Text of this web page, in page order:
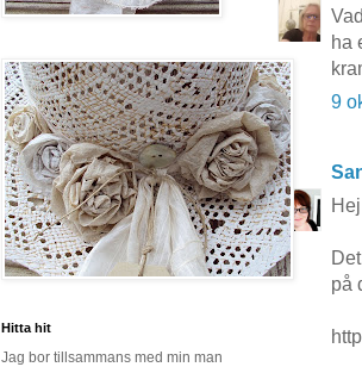
ha
9
på
Hitta hit
Jag bor tillsammans med min man